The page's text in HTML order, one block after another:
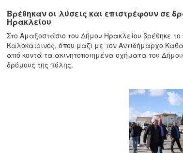
Βρέθηκαν οι λύσεις και επιστρέφουν σε
Ηρακλείου
Στο Αμαξοστάσιο του Δήμου Ηρακλείου βρέθηκε
Καλοκαιρινός, όπου μαζί με τον Αντιδήμαρχο
από κοντά τα ακινητοποιημένα οχήματα του
δρόμους της πόλης.